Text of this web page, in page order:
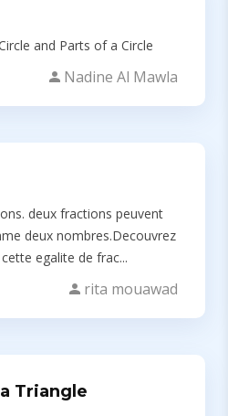
and Parts of a Circle
Nadine Al Mawla
deux fractions peuvent
deux nombres.Decouvrez
egalite de frac...
rita mouawad
Triangle